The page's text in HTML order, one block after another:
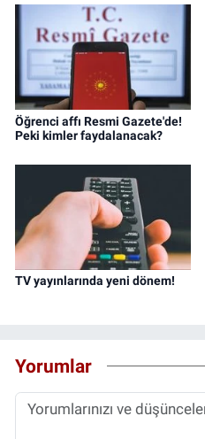
Öğrenci affı Resmi Gazete'de!
Peki kimler faydalanacak?
TV yayınlarında yeni dönem!
Yorumlar